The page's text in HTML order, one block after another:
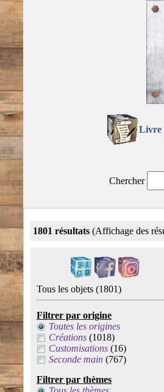
Livre
Chercher
1801 résultats (Affichage des
Tous les objets (1801)
Filtrer par origine
Toutes les origines
Créations (1018)
Customisations (16)
Seconde main (767)
Filtrer par thèmes